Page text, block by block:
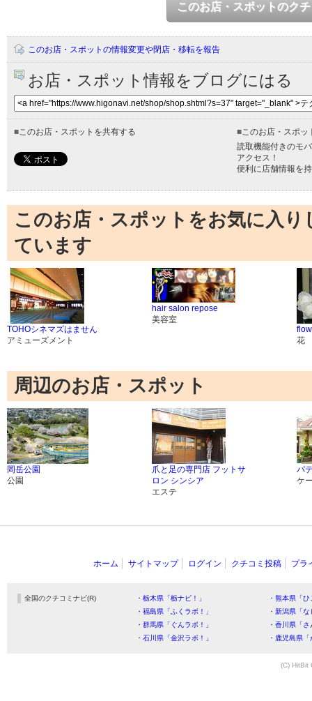
このお店・スポットのク
このお店・スポットの情報変更や閉店・移転を報告
お店・スポット情報をブログにはる
■このお店・スポットを共有する ■このお店・スポッ
読取機能付きのモ
アクセス！
便利に店舗情報を
このお店・スポットをお気に入
ています
TOHOシネマズはません
アミューズメント
hair salon repose
美容室
花
周辺のお店・スポット
岡岳公園
公園
爪と足の専門店 フットサ
ロン シンシア
エステ
パ
ケ
ホーム サイトマップ ログイン クチコミ投稿 プラ
全国のクチコミナビ(R) ・栃木県「栃ナビ！」
・熊本県「
・福島県「ふくラボ！」
・新潟県「
・群馬県「ぐんラボ！」
・香川県「
・石川県「金沢ラボ！」
・鹿児島県
(C) HitBit